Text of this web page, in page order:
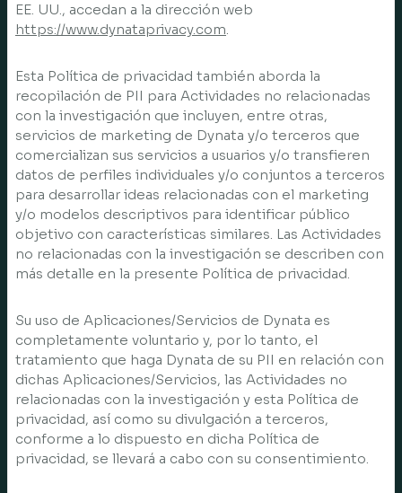
EE. UU., accedan a la dirección web
https://www.dynataprivacy.com.
Esta Política de privacidad también aborda la
recopilación de PII para Actividades no relacionadas
con la investigación que incluyen, entre otras,
servicios de marketing de Dynata y/o terceros que
comercializan sus servicios a usuarios y/o transfieren
datos de perfiles individuales y/o conjuntos a terceros
para desarrollar ideas relacionadas con el marketing
y/o modelos descriptivos para identificar público
objetivo con características similares. Las Actividades
no relacionadas con la investigación se describen con
más detalle en la presente Política de privacidad.
Su uso de Aplicaciones/Servicios de Dynata es
completamente voluntario y, por lo tanto, el
tratamiento que haga Dynata de su PII en relación con
dichas Aplicaciones/Servicios, las Actividades no
relacionadas con la investigación y esta Política de
privacidad, así como su divulgación a terceros,
conforme a lo dispuesto en dicha Política de
privacidad, se llevará a cabo con su consentimiento.